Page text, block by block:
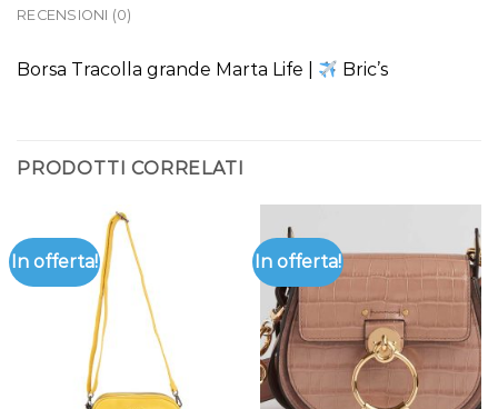
RECENSIONI (0)
Borsa Tracolla grande Marta Life | Bric’s
PRODOTTI CORRELATI
In offerta! In offerta!